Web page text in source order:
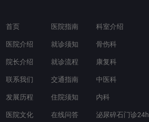
首页
医院介绍
院长介绍
联系我们
发展历程
医院文化
医院指南
就诊须知
就诊流程
交通指南
住院须知
在线问答
科室介绍
骨伤科
康复科
中医科
内科
泌尿碎石门诊24h